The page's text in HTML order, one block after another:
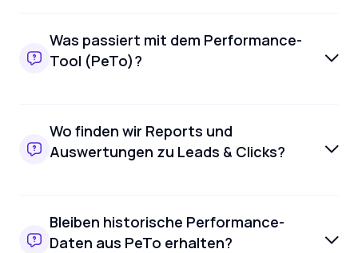
Was passiert mit dem Performance-
Tool (PeTo)?
Wo finden wir Reports und
Auswertungen zu Leads & Clicks?
Bleiben historische Performance-
Daten aus PeTo erhalten?